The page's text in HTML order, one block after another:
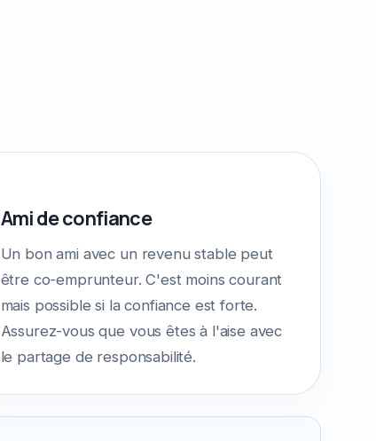
Ami de confiance
Un bon ami avec un revenu stable peut
être co-emprunteur. C'est moins courant
mais possible si la confiance est forte.
Assurez-vous que vous êtes à l'aise avec
le partage de responsabilité.